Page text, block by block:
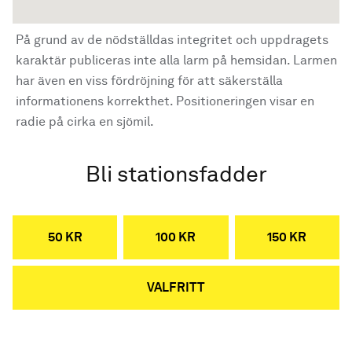
På grund av de nödställdas integritet och uppdragets
karaktär publiceras inte alla larm på hemsidan. Larmen
har även en viss fördröjning för att säkerställa
informationens korrekthet. Positioneringen visar en
radie på cirka en sjömil.
Bli stationsfadder
50 KR 100 KR 150 KR
VALFRITT